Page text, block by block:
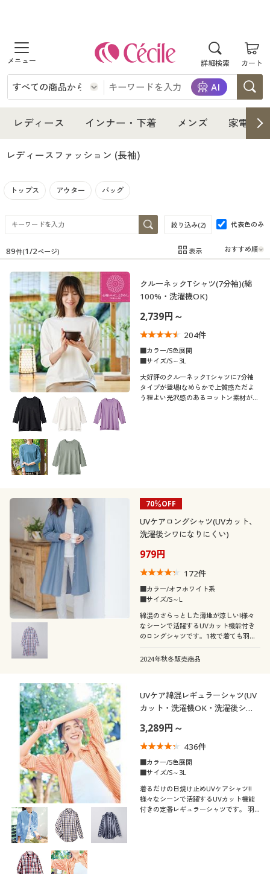
詳細検索 カート
商品を探す
レディース
レディースファッション
女性下着
インナー・下着
インナー・下着通販すべて
女性下着
メンズ下着
ジュニア・ティーンズ下着
メンズ
メンズ通販すべて
メンズファッション
メンズ下着
家電・雑貨
家電・雑貨すべて
家電
キッチン・雑貨・日用品
寝具・インテリア・家具
寝具・インテリア・家具通販すべて
家具・収納
寝具・ベッド
カーテン・ラグ・ファブリック
美容・健康
美容・健康通販すべて
美容・健康・サプリメント
制服・スクール
制服・スクールすべて
制服・学生服
ジュニア・ティーンズ下着
大きいサイズ
大きいサイズ通販すべて
大きいサイズ レディース服
大きいサイズ レディース下着
大きいサイズ メンズ
バーゲン
バーゲンセール
シークレットセール
詳細検索
商品カテゴリ一覧
カタログ
カタログ・チラシからのご注文
デジタルカタログ
カタログ無料プレゼント
会員メニュー
マイページ
閲覧履歴
サポート
ご利用ガイド
よくある質問とお問い合わせ
レディース インナー・下着 メンズ 家電・
レディースファッション (長袖)
トップス アウター バッグ
絞り込み(2) 代表色のみ
在庫 在庫のある商品のみ表示
カテゴリ
口コミ
(4〜4.9)
(3〜3.9)
レディースサ
S
5L
メンズサイズ
5L
カラー
こだわり条件
で絞り込む
無地
ボーダー
リボン フリル
ワンポイント
迷彩・カモフラ柄
襟・ネック
ハイネック
Ｖネック レギュラーカラー
ボートネック Ｕネック
タートルネック
オープンカラー・開
襟
袖
長袖 半袖
七分袖
フレンチスリーブ
パフスリーブ
89件(1/2ページ) 表示
クルーネックTシャツ(7分袖)(綿
100%・洗濯機OK)
2,739円～
204件
■カラー/5色展開
■サイズ/S～3L
大好評のクルーネックTシャツに7分袖
タイプが登場!なめらかで上質感ただよ
う程よい光沢感のあるコットン素材が魅
70％OFF
UVケアロングシャツ(UVカット、
洗濯後シワになりにくい)
979円
172件
■カラー/オフホワイト系
■サイズ/S～L
綿混のさらっとした薄地が涼しい!様々
なシーンで活躍するUVカット機能付き
のロングシャツです。1枚で着ても羽織
ワになりにくいところも、使い勝手のよ
2024年秋冬販売商品
UVケア綿混レギュラーシャツ(UV
カット・洗濯機OK・洗濯後シワ
3,289円～
436件
■カラー/5色展開
■サイズ/S～3L
着るだけの日焼け止めUVケアシャツ!!
様々なシーンで活躍するUVカット機能
付きの定番レギュラーシャツです。 羽